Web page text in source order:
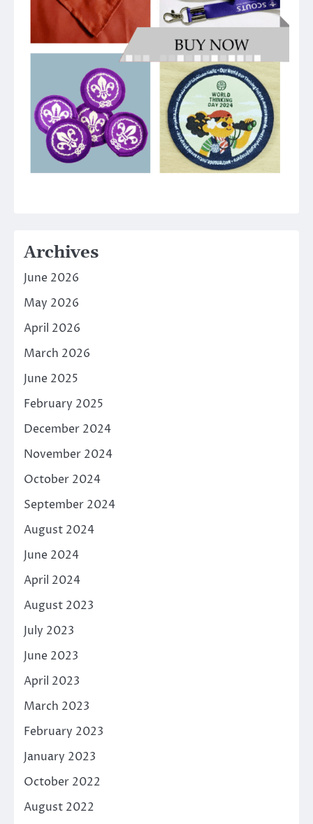
Archives
June 2026
May 2026
April 2026
March 2026
June 2025
February 2025
December 2024
November 2024
October 2024
September 2024
August 2024
June 2024
April 2024
August 2023
July 2023
June 2023
April 2023
March 2023
February 2023
January 2023
October 2022
August 2022